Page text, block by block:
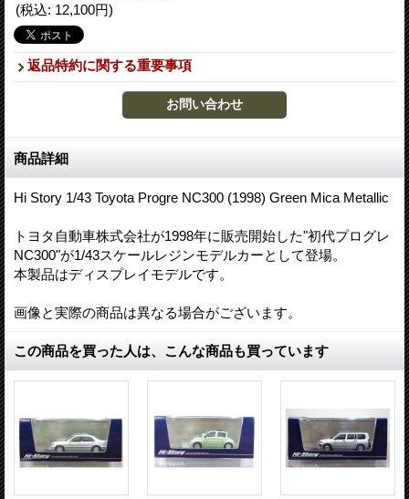
(税込: 12,100円)
返品特約に関する重要事項
商品詳細
Hi Story 1/43 Toyota Progre NC300 (1998) Green Mica Metallic
トヨタ自動車株式会社が1998年に販売開始した"初代プログレ
NC300"が1/43スケールレジンモデルカーとして登場。
本製品はディスプレイモデルです。
画像と実際の商品は異なる場合がございます。
この商品を買った人は、こんな商品も買っています